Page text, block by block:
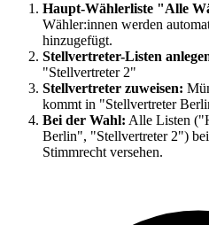
Haupt-Wählerliste "Alle
Wähler:innen werden
hinzugefügt.
Stellvertreter-Listen
"Stellvertreter 2"
Stellvertreter zuweisen:
kommt in "Stellvertreter
Bei der Wahl: Alle Listen
Berlin", "Stellvertreter 2")
Stimmrecht versehen.